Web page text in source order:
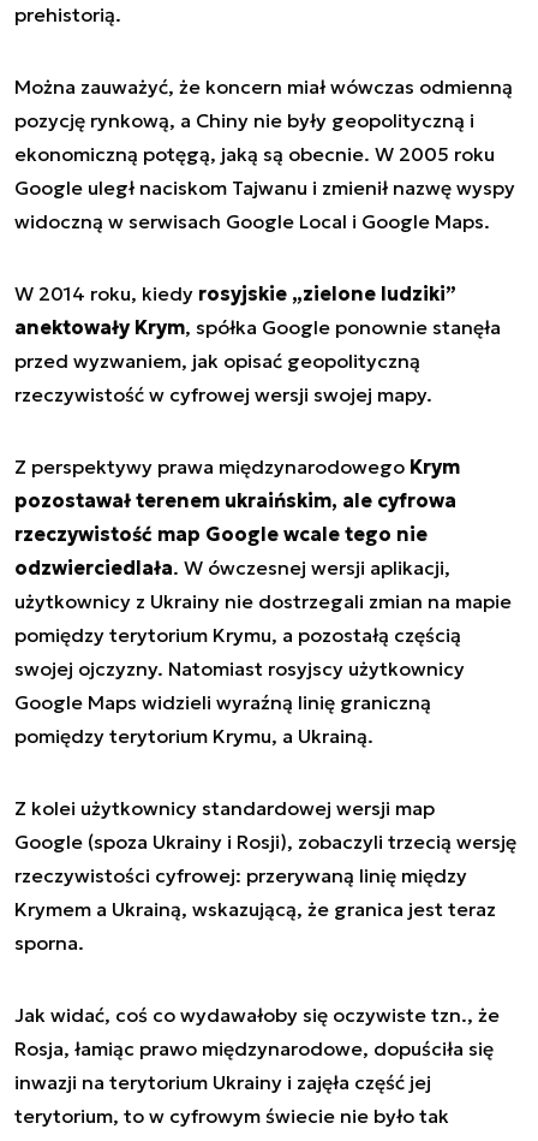
prehistorią.
Można zauważyć, że koncern miał wówczas odmienną
pozycję rynkową, a Chiny nie były geopolityczną i
ekonomiczną potęgą, jaką są obecnie. W 2005 roku
Google uległ naciskom Tajwanu i zmienił nazwę wyspy
widoczną w serwisach Google Local i Google Maps.
W 2014 roku, kiedy rosyjskie „zielone ludziki”
anektowały Krym, spółka Google ponownie stanęła
przed wyzwaniem, jak opisać geopolityczną
rzeczywistość w cyfrowej wersji swojej mapy.
Z perspektywy prawa międzynarodowego Krym
pozostawał terenem ukraińskim, ale cyfrowa
rzeczywistość map Google wcale tego nie
odzwierciedlała. W ówczesnej wersji aplikacji,
użytkownicy z Ukrainy nie dostrzegali zmian na mapie
pomiędzy terytorium Krymu, a pozostałą częścią
swojej ojczyzny. Natomiast rosyjscy użytkownicy
Google Maps widzieli wyraźną linię graniczną
pomiędzy terytorium Krymu, a Ukrainą.
Z kolei użytkownicy standardowej wersji map
Google (spoza Ukrainy i Rosji), zobaczyli trzecią wersję
rzeczywistości cyfrowej: przerywaną linię między
Krymem a Ukrainą, wskazującą, że granica jest teraz
sporna.
Jak widać, coś co wydawałoby się oczywiste tzn., że
Rosja, łamiąc prawo międzynarodowe, dopuściła się
inwazji na terytorium Ukrainy i zajęła część jej
terytorium, to w cyfrowym świecie nie było tak